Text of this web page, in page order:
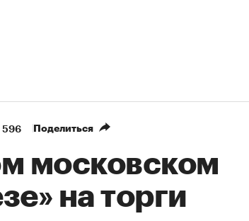
596 Поделиться
московском
на торги